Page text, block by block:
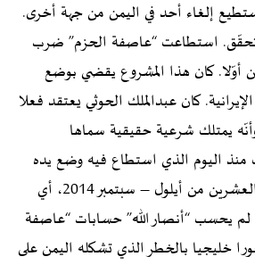
إلغاء أحد في اليمن من جهة أخرى.
استطاعت “عاصفة الحزم” ضرب
أوّلا. كان هذا المشروع يقضي بوضع
كان عبدالملك الحوثي يعتقد فعلا
يمتلك شرعية حقيقية سماها
منذ اليوم الذي استطاع فيه وضع يده
على صنعاء في الواحد والعشرين من أيلول – سبتمبر 2014، أي
لم يحسب “أنصار الله” حسابات “عاصفة
خليجيا بالخطر الذي تشكله اليمن على